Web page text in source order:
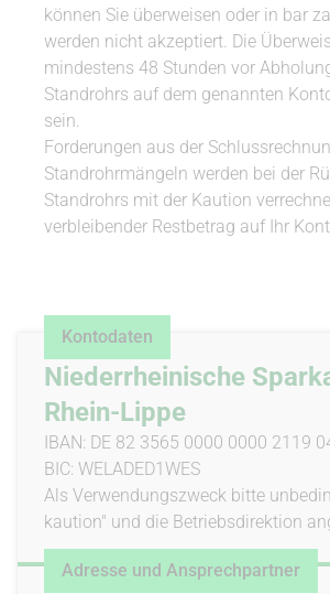
können Sie überweisen oder in bar
werden nicht akzeptiert. Die
mindestens 48 Stunden vor
Standrohrs auf dem genannten
sein.
Forderungen aus der
Standrohrmängeln werden bei der
Standrohrs mit der Kaution
verbleibender Restbetrag auf Ihr
Kon­todaten
Niederrheinische
Rhein-Lippe
IBAN: DE 82 3565 0000 0000 2119
BIC: WE­LA­DED1WES
Als Ver­wen­dungszweck bitte
kaution" und die Be­triebs­di­rektion
Adresse und An­sprech­partner